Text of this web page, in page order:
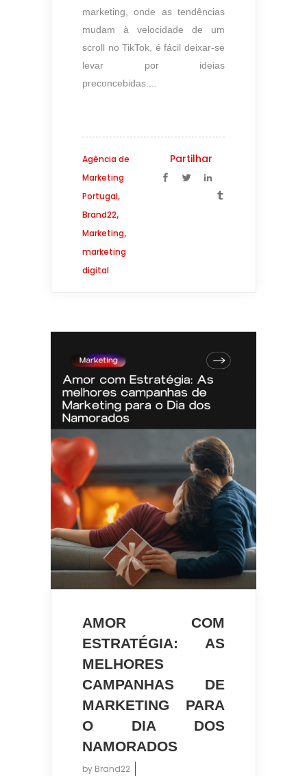
marketing, onde as tendências
mudam à velocidade de um
scroll no TikTok, é fácil deixar-se
levar por ideias
preconcebidas....
Agência de
Marketing
Portugal,
Brand22,
Marketing,
marketing
digital
Partilhar
AMOR COM
ESTRATÉGIA: AS
MELHORES
CAMPANHAS DE
MARKETING PARA
O DIA DOS
NAMORADOS
by Brand22